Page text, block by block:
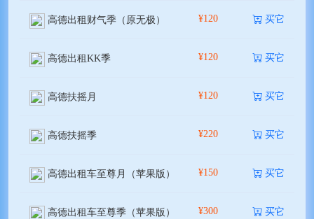
高德出租财气季（原无极） ¥120 买它
高德出租KK季 ¥120 买它
高德扶摇月 ¥120 买它
高德扶摇季 ¥220 买它
高德出租车至尊月（苹果版） ¥150 买它
高德出租车至尊季（苹果版） ¥300 买它